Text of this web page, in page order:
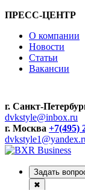
ПРЕСС-ЦЕНТР
О компании
Новости
Статьи
Вакансии
г. Санкт-
dvkstyle@inbox.ru
г. Москва +7(495)
Задать
✖